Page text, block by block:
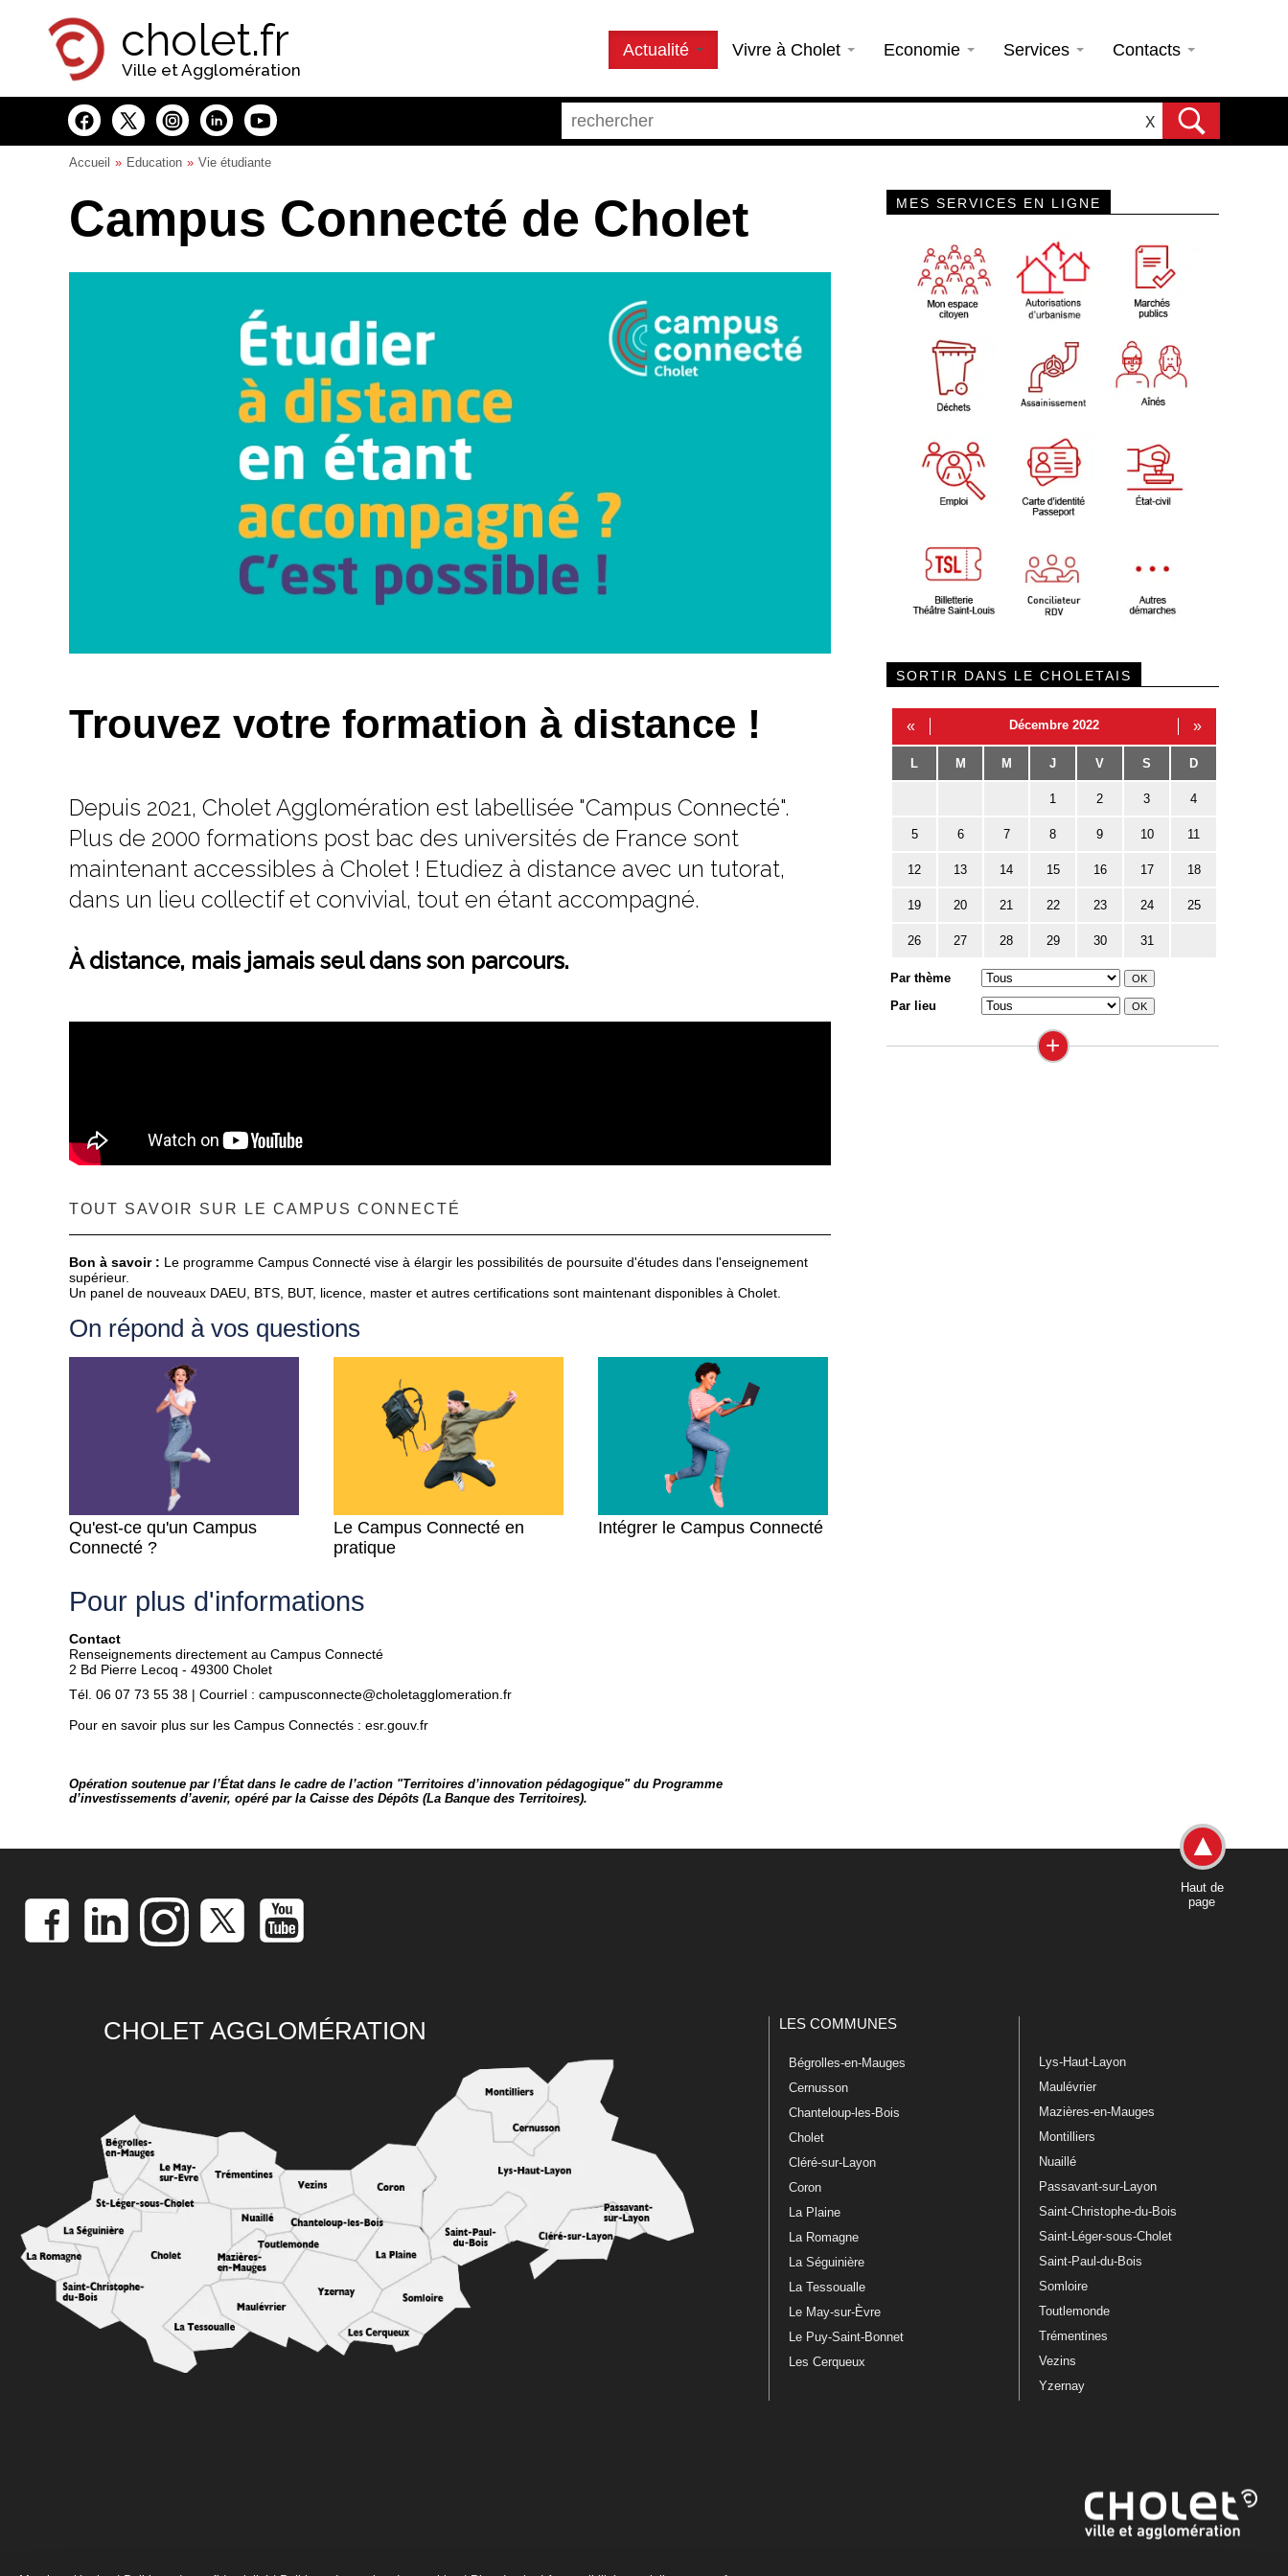
cholet.fr
Ville et Agglomération
Actualité Vivre à Cholet Economie Services Contacts
X
Accueil Education Vie étudiante
Campus Connecté de Cholet
Trouvez votre formation à distance !
Depuis 2021, Cholet Agglomération est labellisée "Campus Connecté".
Plus de 2000 formations post bac des universités de France sont
maintenant accessibles à Cholet ! Etudiez à distance avec un tutorat,
dans un lieu collectif et convivial, tout en étant accompagné.
À distance, mais jamais seul dans son parcours.
TOUT SAVOIR SUR LE CAMPUS CONNECTÉ
Bon à savoir : Le programme Campus Connecté vise à élargir les possibilités de poursuite d'études dans l'enseignement
supérieur.
Un panel de nouveaux DAEU, BTS, BUT, licence, master et autres certifications sont maintenant disponibles à Cholet.
On répond à vos questions
Qu'est-ce qu'un Campus
Connecté ?
Le Campus Connecté en
pratique
Intégrer le Campus Connecté
Pour plus d'informations
Contact
Renseignements directement au Campus Connecté
2 Bd Pierre Lecoq - 49300 Cholet
Tél. 06 07 73 55 38 | Courriel : campusconnecte@choletagglomeration.fr
Pour en savoir plus sur les Campus Connectés : esr.gouv.fr
Opération soutenue par l’État dans le cadre de l’action "Territoires d’innovation pédagogique" du Programme
d’investissements d’avenir, opéré par la Caisse des Dépôts (La Banque des Territoires).
MES SERVICES EN LIGNE
SORTIR DANS LE CHOLETAIS
« Décembre 2022 »
L M M J V S D
1 2 3 4
5 6 7 8 9 10 11
12 13 14 15 16 17 18
19 20 21 22 23 24 25
26 27 28 29 30 31
Par thème
Par lieu
+
Haut de
page
CHOLET AGGLOMÉRATION LES COMMUNES
Bégrolles-en-Mauges
Cernusson
Chanteloup-les-Bois
Cholet
Cléré-sur-Layon
Coron
La Plaine
La Romagne
La Séguinière
La Tessoualle
Le May-sur-Èvre
Le Puy-Saint-Bonnet
Les Cerqueux
Lys-Haut-Layon
Maulévrier
Mazières-en-Mauges
Montilliers
Nuaillé
Passavant-sur-Layon
Saint-Christophe-du-Bois
Saint-Léger-sous-Cholet
Saint-Paul-du-Bois
Somloire
Toutlemonde
Trémentines
Vezins
Yzernay